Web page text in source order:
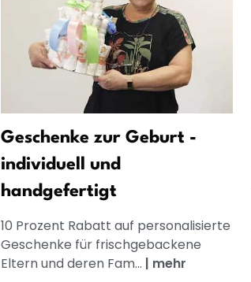
Geschenke zur Geburt -
individuell und
handgefertigt
10 Prozent Rabatt auf personalisierte
Geschenke für frischgebackene
Eltern und deren Fam... | mehr